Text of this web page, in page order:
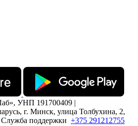
УНП 191700409 |
г. Минск, улица Толбухина, 2,
Служба поддержки +375 291212755